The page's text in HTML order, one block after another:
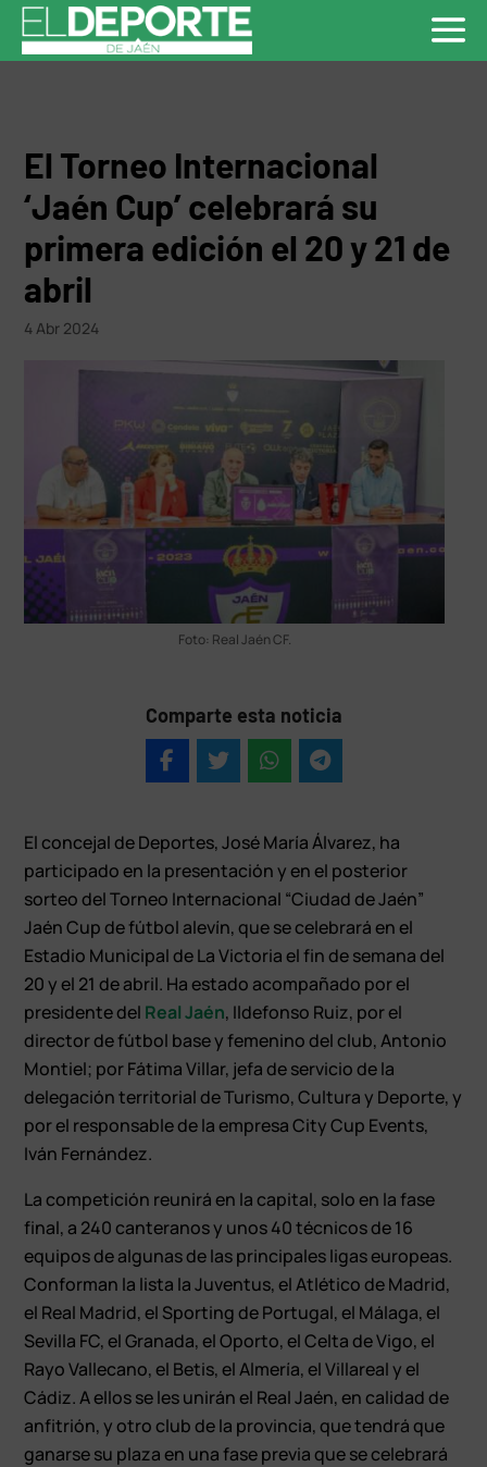
El Torneo Internacional
‘Jaén Cup’ celebrará su
primera edición el 20 y 21 de
abril
4 Abr 2024
Foto: Real Jaén CF.
Comparte esta noticia
El concejal de Deportes, José María Álvarez, ha
participado en la presentación y en el posterior
sorteo del Torneo Internacional “Ciudad de Jaén”
Jaén Cup de fútbol alevín, que se celebrará en el
Estadio Municipal de La Victoria el fin de semana del
20 y el 21 de abril. Ha estado acompañado por el
presidente del Real Jaén, Ildefonso Ruiz, por el
director de fútbol base y femenino del club, Antonio
Montiel; por Fátima Villar, jefa de servicio de la
delegación territorial de Turismo, Cultura y Deporte, y
por el responsable de la empresa City Cup Events,
Iván Fernández.
La competición reunirá en la capital, solo en la fase
final, a 240 canteranos y unos 40 técnicos de 16
equipos de algunas de las principales ligas europeas.
Conforman la lista la Juventus, el Atlético de Madrid,
el Real Madrid, el Sporting de Portugal, el Málaga, el
Sevilla FC, el Granada, el Oporto, el Celta de Vigo, el
Rayo Vallecano, el Betis, el Almería, el Villareal y el
Cádiz. A ellos se les unirán el Real Jaén, en calidad de
anfitrión, y otro club de la provincia, que tendrá que
ganarse su plaza en una fase previa que se celebrará